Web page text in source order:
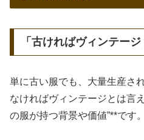
「古ければヴィンテー
単に古い服でも、大量生産さ
なければヴィンテージとは言
の服が持つ背景や価値”**です。